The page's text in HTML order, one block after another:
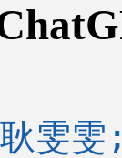
雯